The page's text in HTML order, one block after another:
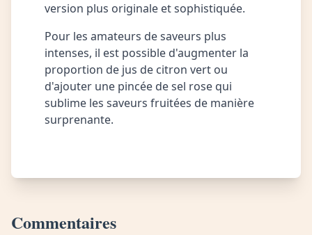
version plus originale et sophistiquée.
Pour les amateurs de saveurs plus
intenses, il est possible d'augmenter la
proportion de jus de citron vert ou
d'ajouter une pincée de sel rose qui
sublime les saveurs fruitées de manière
surprenante.
Commentaires